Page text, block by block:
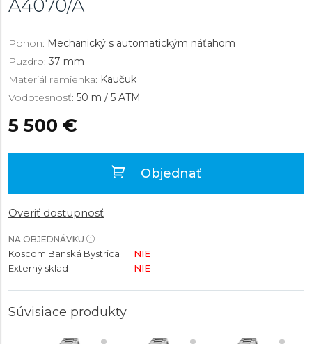
A4070/A
Pohon: Mechanický s automatickým náťahom
Puzdro: 37 mm
Materiál remienka: Kaučuk
Vodotesnosť: 50 m / 5 ATM
5 500 €
Objednať
Overiť dostupnosť
NA OBJEDNÁVKU
Koscom Banská Bystrica
NIE
Externý sklad
NIE
Súvisiace produkty